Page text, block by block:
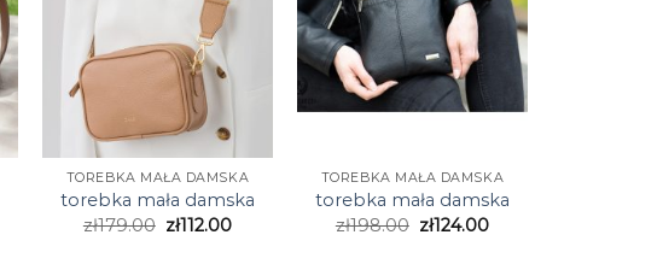
TOREBKA MAŁA DAMSKA
torebka mała damska
zł179.00 zł112.00
TOREBKA MAŁA DAMSKA
torebka mała damska
zł198.00 zł124.00